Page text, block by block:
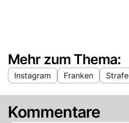
Mehr zum Thema:
Instagram Franken Strafe
Kommentare